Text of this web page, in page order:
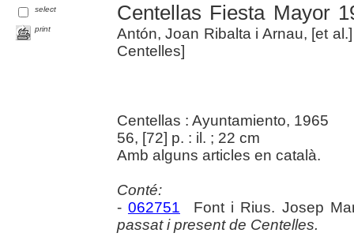
select
print
Centellas Fiesta Mayor
Antón, Joan Ribalta i Arnau, [et
Centelles]
Centellas : Ayuntamiento, 1965
56, [72] p. : il. ; 22 cm
Amb alguns articles en català.
Conté:
- 062751 Font i Rius. Josep
passat i present de Centelles.